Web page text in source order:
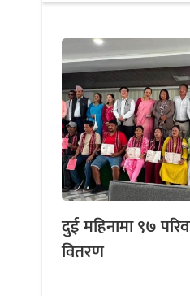
दुई महिनामा ९७
वितरण